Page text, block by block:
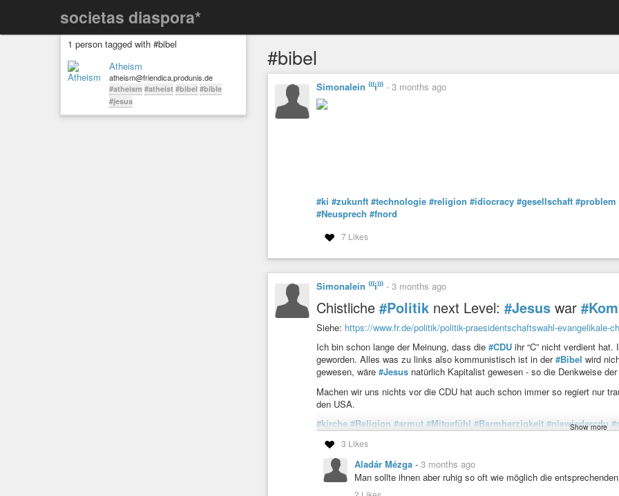
societas diaspora*
1 person tagged with #bibel
Atheism
atheism@friendica.produnis.de
#atheism #atheist #bibel #bible
#jesus
#bibel
Simonalein ⁽⁽⁽i⁾⁾⁾ - 3 months ago
#ki #zukunft #technologie #religion #idiocracy #gesellschaft #problem
#Neusprech #fnord
7 Likes
Simonalein ⁽⁽⁽i⁾⁾⁾ - 3 months ago
Chistliche #Politik next Level: #Jesus war
Siehe: https://www.fr.de/politik/politik-praesidentschaftswahl-evangelikale-
Ich bin schon lange der Meinung, dass die #CDU ihr “C” nicht verdient hat.
geworden. Alles was zu links also kommunistisch ist in der#Bibel wird
gewesen, wäre #Jesus natürlich Kapitalist gewesen - so die Denkweise
Machen wir uns nichts vor die CDU hat auch schon immer so regiert nur
den USA.
#kirche #Religion #armut #Mitgefühl #Barmherzigkeit #niewiedercdu
#Regierung #Problem #zukunft #Perspektive #ethik #menschenrechte
#Kommunismus
Evangelikale Christen in den USA lehnen Bibelstellen ab â weil
Show more
3 Likes
Aladár Mézga - 3 months ago
Man sollte ihnen aber ruhig so oft wie möglich die